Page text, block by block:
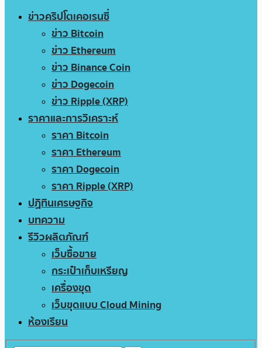
ข่าวคริปโตเคอเรนซี่
ข่าว Bitcoin
ข่าว Ethereum
ข่าว Binance Coin
ข่าว Dogecoin
ข่าว Ripple (XRP)
ราคาและการวิเคราะห์
ราคา Bitcoin
ราคา Ethereum
ราคา Dogecoin
ราคา Ripple (XRP)
ปฏิทินเศรษฐกิจ
บทความ
รีวิวผลิตภัณฑ์
เว็บซื้อขาย
กระเป๋าเก็บเหรียญ
เครื่องขุด
เว็บขุดแบบ Cloud Mining
ห้องเรียน